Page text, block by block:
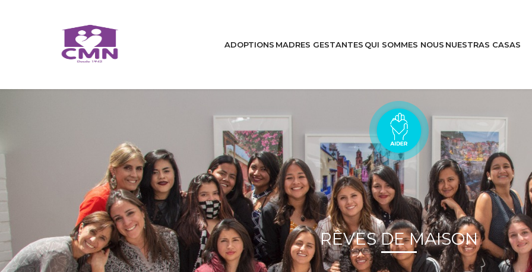
ADOPTIONS MADRES GESTANTES QUI SOMMES NOUS NUESTRAS CASAS
Accueil
Qui sommes nous
Nous changeons des vies / Adoptions
Découvrez
Des histoires
Nous soutenir
RÊVES DE MAISON